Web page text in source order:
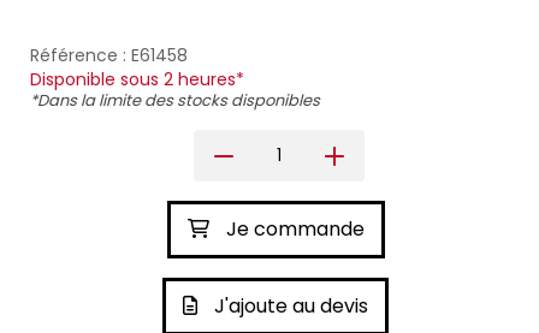
Référence : E61458
Disponible sous 2 heures*
*Dans la limite des stocks disponibles
Je commande
J'ajoute au devis